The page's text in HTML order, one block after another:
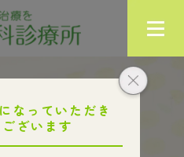
ブログ